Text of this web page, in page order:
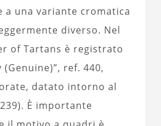
a una variante cromatica
diverso. Nel
of Tartans è registrato
ref. 440,
datato intorno al
È importante